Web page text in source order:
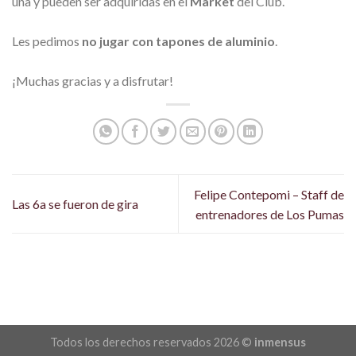
Les pedimos no jugar con tapones de aluminio.
¡Muchas gracias y a disfrutar!
Las 6a se fueron de gira
Felipe Contepomi – Staff de
entrenadores de Los Pumas
Todos los derechos reservados 2026 © inmensus